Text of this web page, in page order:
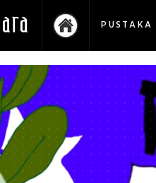
PUSTAKA